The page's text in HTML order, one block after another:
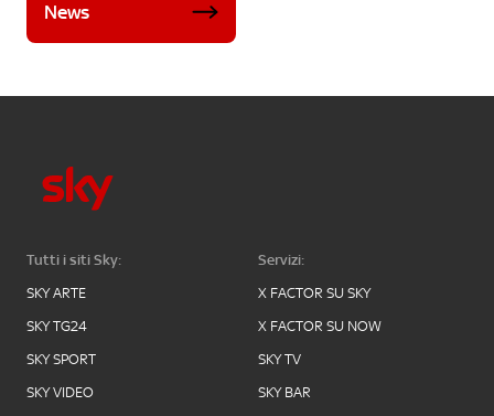
News
Tutti i siti Sky:
SKY ARTE
SKY TG24
SKY SPORT
SKY VIDEO
Servizi:
X FACTOR SU SKY
X FACTOR SU NOW
SKY TV
SKY BAR